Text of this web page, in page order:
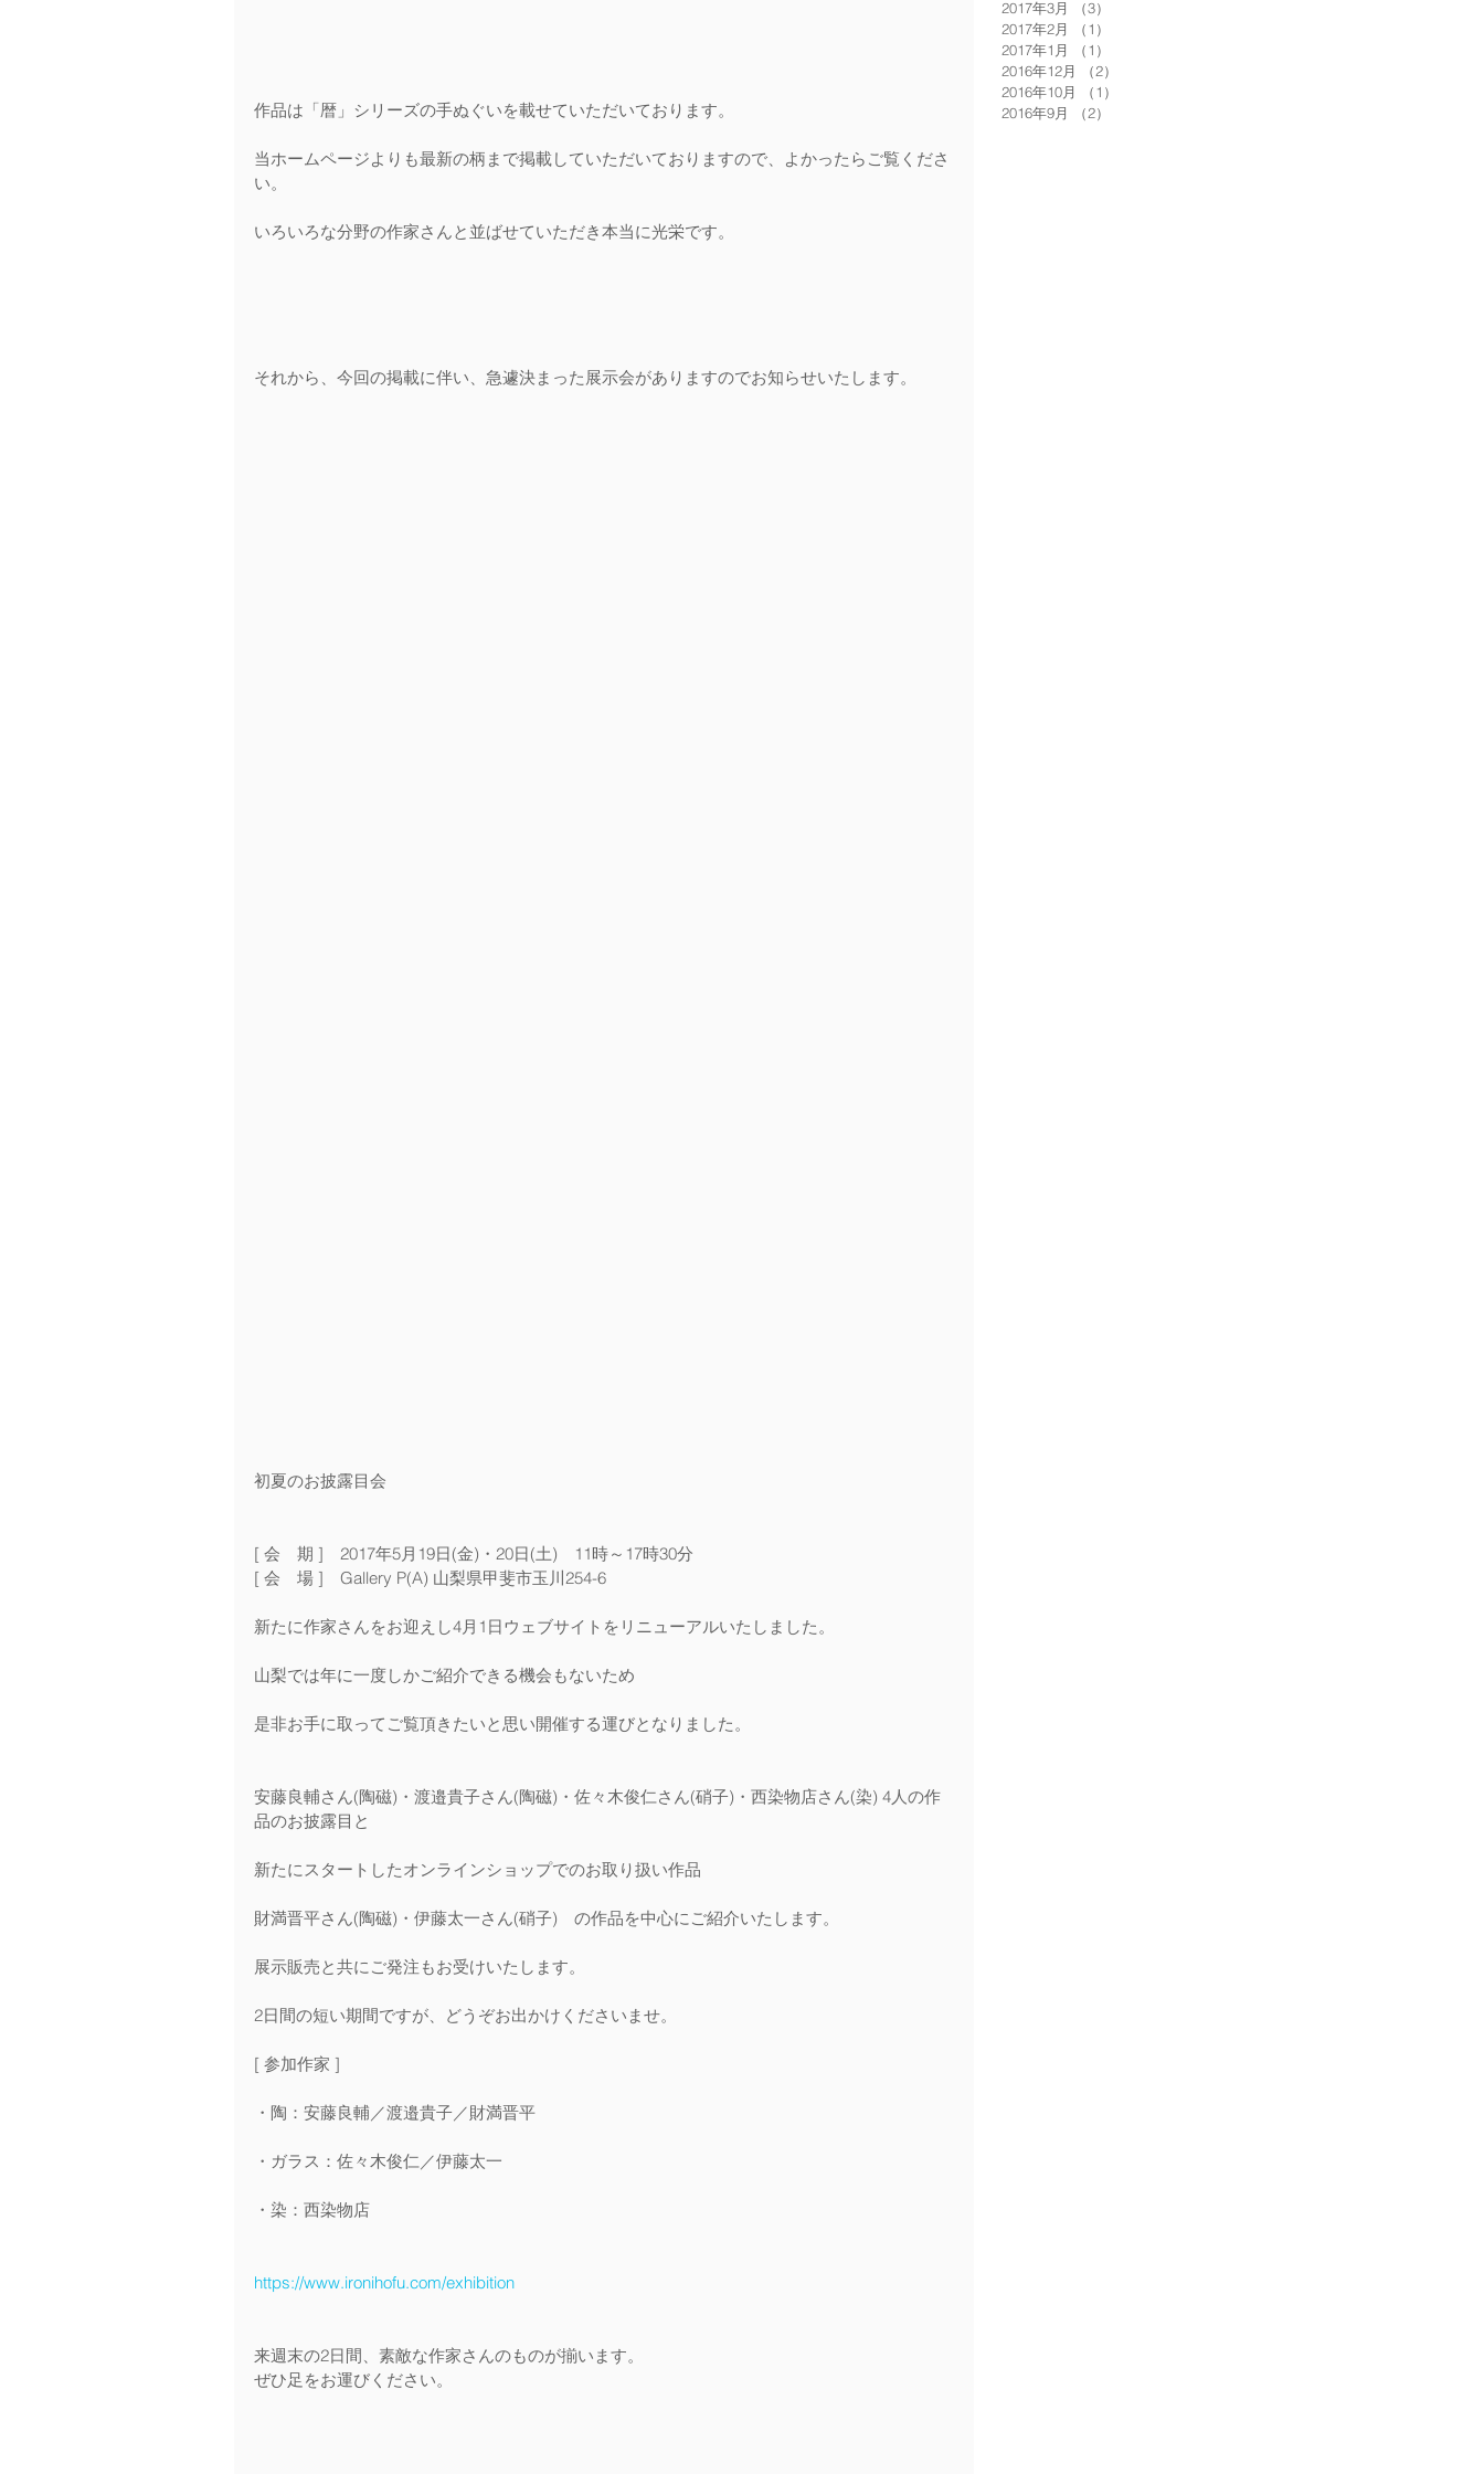
作品は「暦」シリーズの手ぬぐいを載せていただいております。
当ホームページよりも最新の柄まで掲載していただいておりますので、よかったらご覧くださ
い。
いろいろな分野の作家さんと並ばせていただき本当に光栄です。
それから、今回の掲載に伴い、急遽決まった展示会がありますのでお知らせいたします。
初夏のお披露目会
[ 会　期 ]　2017年5月19日(金)・20日(土)　11時～17時30分
[ 会　場 ]　Gallery P(A) 山梨県甲斐市玉川254-6
新たに作家さんをお迎えし4月1日ウェブサイトをリニューアルいたしました。
山梨では年に一度しかご紹介できる機会もないため
是非お手に取ってご覧頂きたいと思い開催する運びとなりました。
安藤良輔さん(陶磁)・渡邉貴子さん(陶磁)・佐々木俊仁さん(硝子)・西染物店さん(染) 4人の作
品のお披露目と
新たにスタートしたオンラインショップでのお取り扱い作品
財満晋平さん(陶磁)・伊藤太一さん(硝子)　の作品を中心にご紹介いたします。
展示販売と共にご発注もお受けいたします。
2日間の短い期間ですが、どうぞお出かけくださいませ。
[ 参加作家 ]
・陶：安藤良輔／渡邉貴子／財満晋平
・ガラス：佐々木俊仁／伊藤太一
・染：西染物店
https://www.ironihofu.com/exhibition
来週末の2日間、素敵な作家さんのものが揃います。
ぜひ足をお運びください。
2017年3月
（3）
2017年2月
（1）
2017年1月
（1）
2016年12月
（2）
2016年10月
（1）
2016年9月
（2）